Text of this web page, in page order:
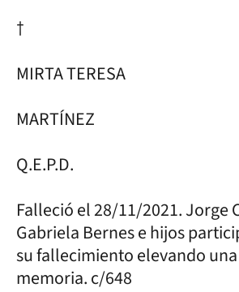
†
MIRTA TERESA
MARTÍNEZ
Q.E.P.D.
Falleció el 28/11/2021. Jorge
Gabriela Bernes e hijos
su fallecimiento elevando
memoria. c/648